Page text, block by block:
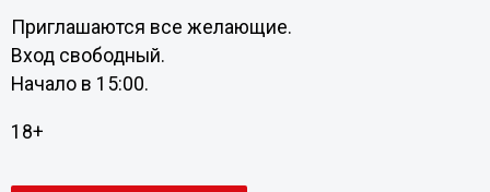
Приглашаются все желающие.
Вход свободный.
Начало в 15:00.
18+